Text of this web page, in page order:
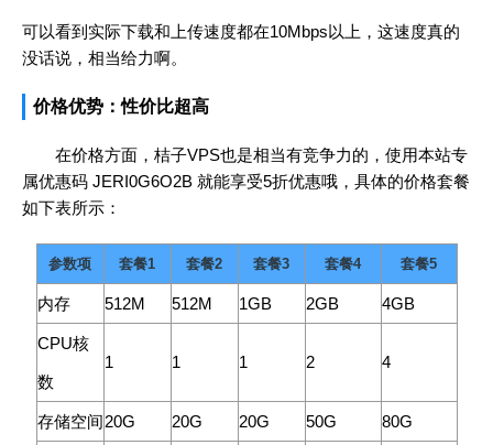
可以看到实际下载和上传速度都在10Mbps以上，这速度真的
没话说，相当给力啊。
价格优势：性价比超高
在价格方面，桔子VPS也是相当有竞争力的，使用本站专
属优惠码 JERI0G6O2B 就能享受5折优惠哦，具体的价格套餐
如下表所示：
参数项 套餐1 套餐2 套餐3 套餐4 套餐5
内存 512M 512M 1GB 2GB 4GB
CPU核
数
1 1 1 2 4
存储空间20G 20G 20G 50G 80G